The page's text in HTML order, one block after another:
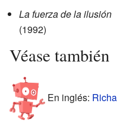
La fuerza de la ilusión
(1992)
Véase también
En inglés: